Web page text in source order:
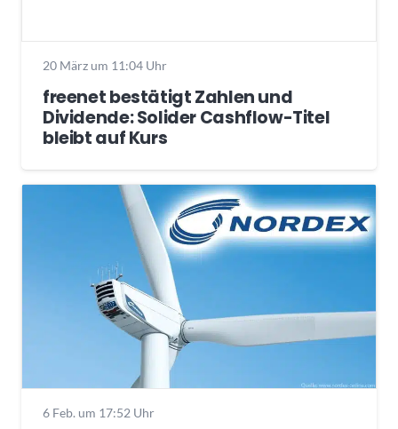
20 März um 11:04 Uhr
freenet bestätigt Zahlen und
Dividende: Solider Cashflow-Titel
bleibt auf Kurs
6 Feb. um 17:52 Uhr